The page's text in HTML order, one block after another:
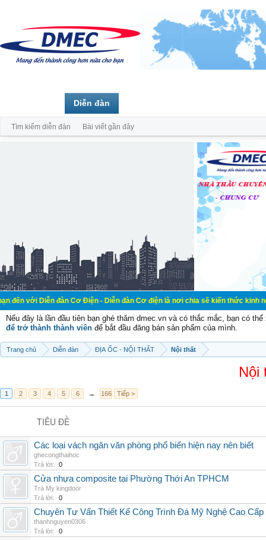
đàn Cơ Điện - Diễn đàn Cơ điện là nơi chia sẽ kiến thức kinh nghiệm
Nếu đây là lần đầu tiên bạn ghé thăm dmec.vn và có thắc mắc, bạn có
để trở thành thành viên để bắt đầu đăng bán sản phẩm của mình.
Trang chủ Diễn đàn ĐỊA ỐC - NỘI THẤT Nội thất
Nội
1 2 3 4 5 6 → 166 Tiếp >
TIÊU ĐỀ
Các loại vách ngăn văn phòng phổ biến hiện nay nên biết
ghecongthaihoc
Trả lời:
0
Cửa nhựa composite tại Phường Thới An TPHCM
Trà My kingdoor
Trả lời:
0
Chuyên Tư Vấn Thiết Kế Công Trình Đá Mỹ Nghệ Cao
thanhnguyen0306
Trả lời:
0
Diễn đàn
Tìm kiếm diễn đàn Bài viết gần đây